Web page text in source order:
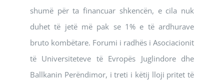
shumë për ta financuar shkencën, e cila nuk
duhet të jetë më pak se 1% e të ardhurave
bruto kombëtare. Forumi i radhës i Asociacionit
të Universiteteve të Evropës Juglindore dhe
Ballkanin Perëndimor, i treti i këtij lloji pritet të